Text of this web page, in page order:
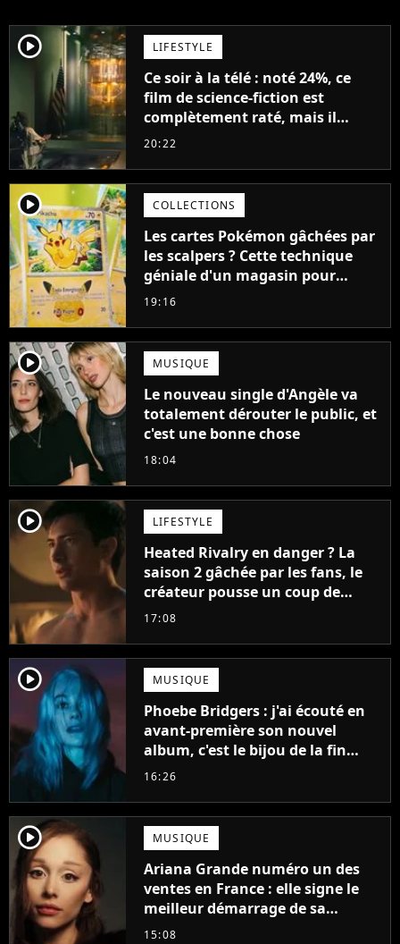
player2 LIFESTYLE
Ce soir à la télé : noté 24%, ce
film de science-fiction est
complètement raté, mais il
aurait pu être encore pire à
20:22
player2 COLLECTIONS
Les cartes Pokémon gâchées par
les scalpers ? Cette technique
géniale d'un magasin pour
ruiner les revendeurs
19:16
player2 MUSIQUE
Le nouveau single d'Angèle va
totalement dérouter le public, et
c'est une bonne chose
18:04
player2 LIFESTYLE
Heated Rivalry en danger ? La
saison 2 gâchée par les fans, le
créateur pousse un coup de
gueule
17:08
player2 MUSIQUE
Phoebe Bridgers : j'ai écouté en
avant-première son nouvel
album, c'est le bijou de la fin
d'été
16:26
player2 MUSIQUE
Ariana Grande numéro un des
ventes en France : elle signe le
meilleur démarrage de sa
carrière avec son album Petal
15:08